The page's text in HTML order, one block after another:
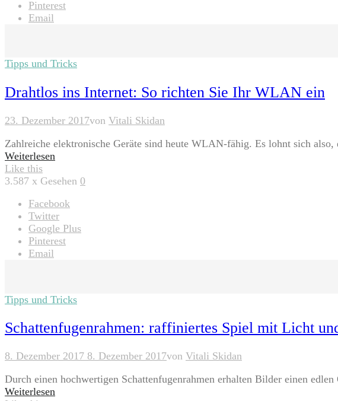
Pinterest
Email
Tipps und Tricks
Drahtlos ins Internet: So richten Sie Ihr WLAN ein
23. Dezember 2017von Vitali Skidan
Zahlreiche elektronische Geräte sind heute WLAN-fähig. Es lohnt sich
Weiterlesen
Like this
3.587 x Gesehen 0
Facebook
Twitter
Google Plus
Pinterest
Email
Tipps und Tricks
Schattenfugenrahmen: raffiniertes Spiel mit Licht
8. Dezember 2017 8. Dezember 2017von Vitali Skidan
Durch einen hochwertigen Schattenfugenrahmen erhalten Bilder einen
Weiterlesen